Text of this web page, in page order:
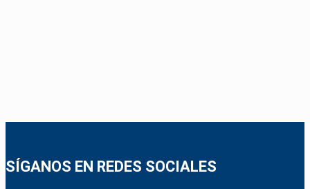
SÍGANOS EN REDES SOCIALES